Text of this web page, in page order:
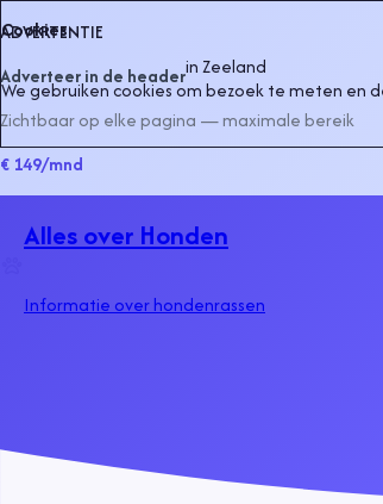
ADVERTENTIE
Adverteer in de headerinZeeland
Zichtbaar op elke pagina — maximale bereik
€ 149/mnd
Alles over Honden
Informatie over hondenrassen
Cookies
We gebruiken cookies om bezoek te meten en